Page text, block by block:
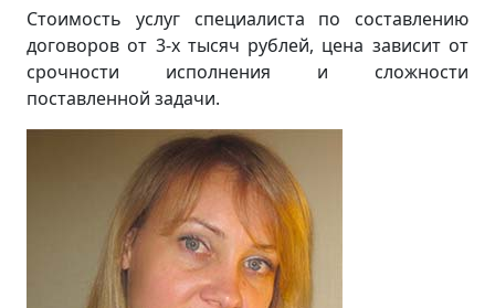
Стоимость услуг специалиста по составлению
договоров от 3-х тысяч рублей, цена зависит от
срочности исполнения и сложности
поставленной задачи.